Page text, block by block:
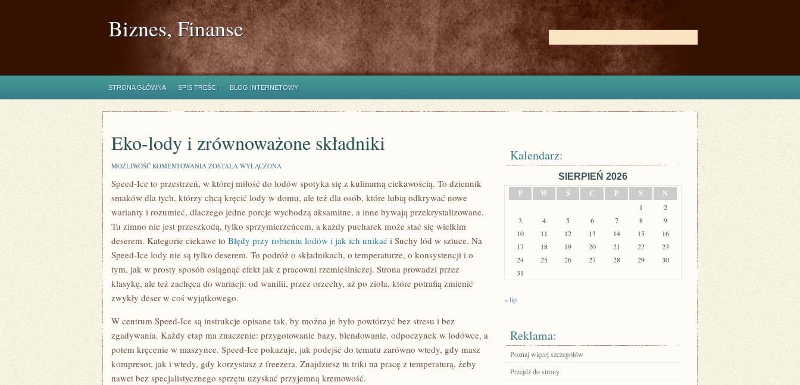
Biznes, Finanse
STRONA GŁÓWNA SPIS TREŚCI BLOG INTERNETOWY
Eko-lody i zrównoważone składniki
MOŻLIWOŚĆ KOMENTOWANIA EKO-
I
ZRÓWNOWAŻONE
SKŁADNIKI
ZOSTAŁA WYŁĄCZONA
Speed-Ice to przestrzeń, w której miłość do lodów spotyka się z kulinarną ciekawością. To dziennik
smaków dla tych, którzy chcą kręcić lody w domu, ale też dla osób, które lubią odkrywać nowe
warianty i rozumieć, dlaczego jedne porcje wychodzą aksamitne, a inne bywają przekrystalizowane.
Tu zimno nie jest przeszkodą, tylko sprzymierzeńcem, a każdy pucharek może stać się wielkim
deserem. Kategorie ciekawe to Błędy przy robieniu lodów i jak ich unikać i Suchy lód w sztuce. Na
Speed-Ice lody nie są tylko deserem. To podróż o składnikach, o temperaturze, o konsystencji i o
tym, jak w prosty sposób osiągnąć efekt jak z pracowni rzemieślniczej. Strona prowadzi przez
klasykę, ale też zachęca do wariacji: od wanilii, przez orzechy, aż po zioła, które potrafią zmienić
zwykły deser w coś wyjątkowego.
W centrum Speed-Ice są instrukcje opisane tak, by można je było powtórzyć bez stresu i bez
zgadywania. Każdy etap ma znaczenie: przygotowanie bazy, blendowanie, odpoczynek w lodówce, a
potem kręcenie w maszynce. Speed-Ice pokazuje, jak podejść do tematu zarówno wtedy, gdy masz
kompresor, jak i wtedy, gdy korzystasz z freezera. Znajdziesz tu triki na pracę z temperaturą, żeby
nawet bez specjalistycznego sprzętu uzyskać przyjemną kremowość.
Kalendarz:
SIERPIEŃ 2026
P
W Ś C P S N
1
2
3
4 5 6 7 8
9
10
11 12 13 14 15
16
17
18 19 20 21 22
23
24
25 26 27 28 29
30
31
« lip
Reklama:
Poznaj więcej szczegółów
Przejdź do strony